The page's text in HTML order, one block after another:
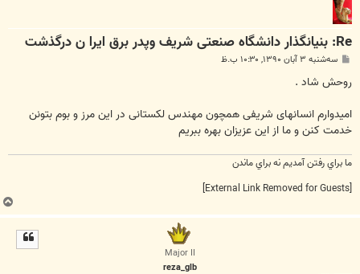
Re: بنیانگذار دانشگاه صنعتی شریف وپدر برق ايرا ن درگذشت
ت
سه‌شنبه ۳ آبان ۱۳۹۰, ۱۰:۳۰ ب.ظ
روحش شاد .
امیدوارم انسانهای شریفی همچون مهندس لکستانی در این مرز و بوم بتونن
خدمت کنن و ما از این عزیزان بهره ببریم
ما براي رفتن آمديم نه براي ماندن
[External Link Removed for Guests]
Major II
reza_glb